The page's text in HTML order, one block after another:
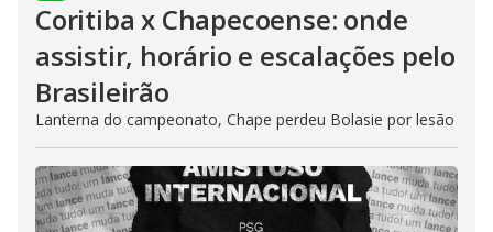
Coritiba x Chapecoense: onde
assistir, horário e escalações pelo
Brasileirão
Lanterna do campeonato, Chape perdeu Bolasie por lesão